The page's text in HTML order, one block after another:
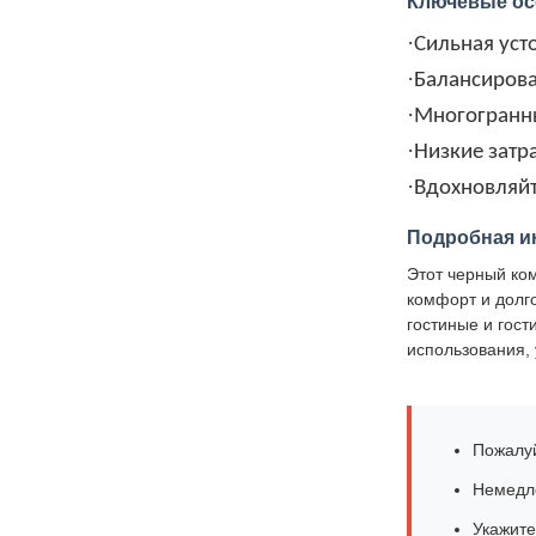
·Сильная
·
·
·Низкие
·
Подробная
Этот черный
комфорт и
гостиные и